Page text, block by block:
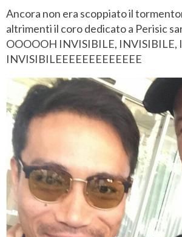
Ancora non era scoppiato il
altrimenti il coro dedicato a Perisic
OOOOOH INVISIBILE, INVISIBILE,
INVISIBILEEEEEEEEEEEEE